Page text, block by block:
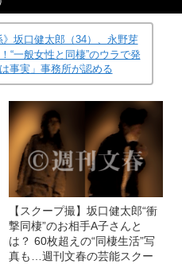
》坂口健太郎（34）、永野芽
“一般女性と同棲”のウラで発
事実」事務所が認める
【スクープ撮】坂口健太郎“衝
撃同棲”のお相手A子さんと
は？ 60枚超えの“同棲生活”写
真も…週刊文春の芸能スクー